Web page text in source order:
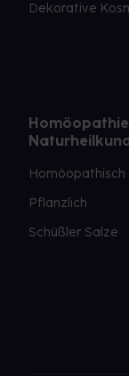
Dekorative
Homöopathisch
Pflanzlich
Schüßler Salze